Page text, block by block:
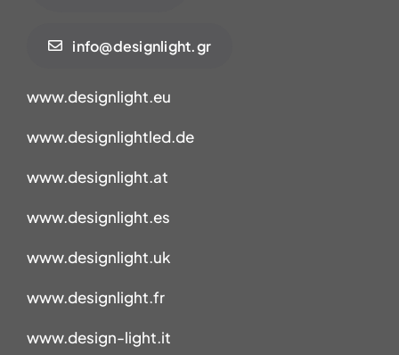
info@designlight.gr
www.designlight.eu
www.designlightled.de
www.designlight.at
www.designlight.es
www.designlight.uk
www.designlight.fr
www.design-light.it